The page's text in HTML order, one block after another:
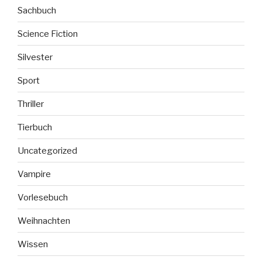
Sachbuch
Science Fiction
Silvester
Sport
Thriller
Tierbuch
Uncategorized
Vampire
Vorlesebuch
Weihnachten
Wissen